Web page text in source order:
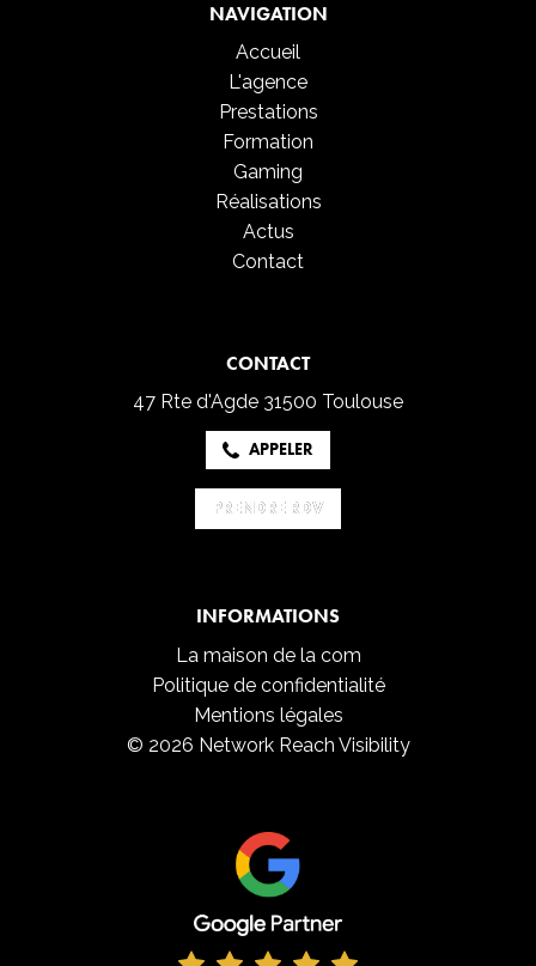
NAVIGATION
Accueil
L'agence
Prestations
Formation
Gaming
Réalisations
Actus
Contact
CONTACT
47 Rte d'Agde 31500 Toulouse
APPELER
PRENDRE RDV
PRENDRE RDV
INFORMATIONS
La maison de la com
Politique de confidentialité
Mentions légales
© 2026 Network Reach Visibility